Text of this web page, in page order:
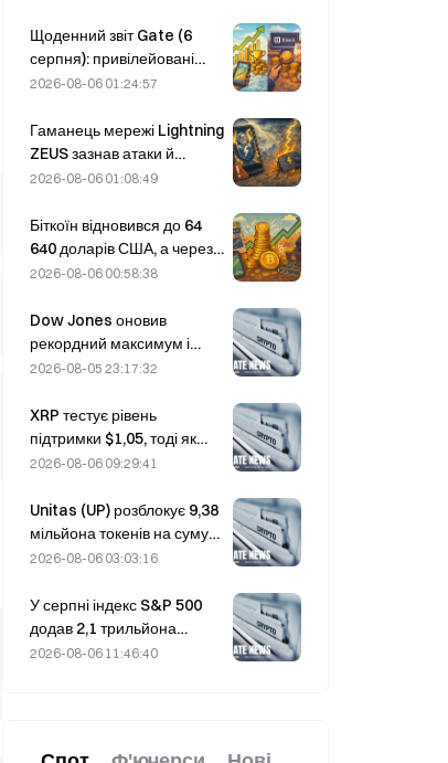
Щоденний звіт Gate (6
серпня): привілейовані
акції Strategy STRC різко
підвищила прогноз
фінансових показників на
весь 2026 рік
2026-08-06 01:24:57
Гаманець мережі Lightning
ZEUS зазнав атаки й
тимчасово призупинив
повідомляється, що кошти
користувачів не втрачено.
2026-08-06 01:08:49
Біткоїн відновився до 64
640 доларів США, а через
уразливість Coldcard
сягнула тримісячного
максимуму
2026-08-06 00:58:38
Dow Jones оновив
рекордний максимум і
вночі продовжив
зростання; інвестиції в ШІ
стимулюють підйом.
2026-08-05 23:17:32
XRP тестує рівень
підтримки $1,05, тоді як
Ethereum утримується на
обсягів торгів
2026-08-06 09:29:41
Unitas (UP) розблокує 9,38
мільйона токенів на суму
3,18 мільйона доларів 13
2026-08-06 03:03:16
У серпні індекс S&P 500
додав 2,1 трильйона
доларів, зрісши на 3,12%,
2026-08-06 11:46:40